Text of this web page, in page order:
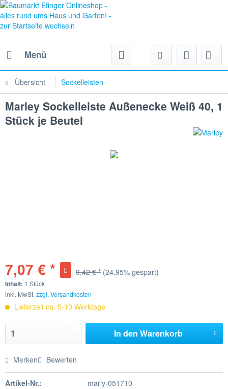
Menü
Übersicht Sockelleisten
Marley Sockelleiste Außenecke Weiß 40, 1
Stück je Beutel
7,07 € * 9,42 € * (24,95% gespart)
Inhalt: 1 Stück
inkl. MwSt. zzgl. Versandkosten
Lieferzeit ca. 5-10 Werktage
In den Warenkorb
Merken Bewerten
Artikel-Nr.: marly-051710